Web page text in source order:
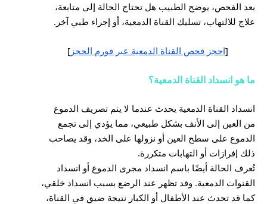
بعد الفحص، يوضح الطبيب هل تحتاج الحالة إلى متابعة،
علاج للالتهاب، تسليك القناة الدمعية، أو إجراء طبي آخر.
[احجز فحص القناة الدمعية عبر فورم الحجز ]
ما هو انسداد القناة الدمعية؟
انسداد القناة الدمعية يحدث عندما لا يتم تصريف الدموع
من العين إلى الأنف بشكل طبيعي، مما يؤدي إلى تجمع
الدموع على سطح العين أو نزولها على الخد، وقد يصاحب
ذلك إفرازات أو التهابات متكررة.
تُعرف الحالة أيضًا باسم انسداد مجرى الدموع أو انسداد
القنوات الدمعية. وقد تظهر عند الرضع بسبب انسداد خلقي،
كما قد تحدث عند الأطفال أو الكبار نتيجة ضيق في القناة،